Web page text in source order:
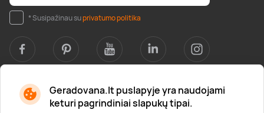
Geradovana.lt puslapyje yra naudojami
keturi pagrindiniai slapukų tipai.
* Susipažinau suprivatumo politika
Apie mus